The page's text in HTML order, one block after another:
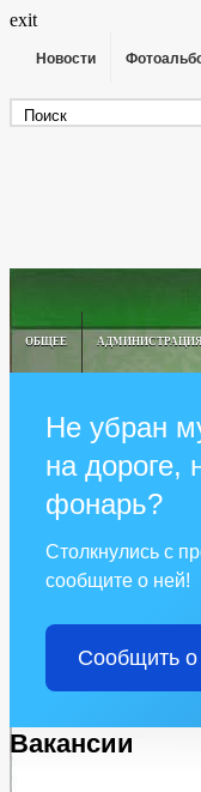
exit
Новости
ОБЩЕЕ
Не убран
на дороге,
фонарь?
Столкнулись с
сообщите о ней!
Сообщить
Вакансии